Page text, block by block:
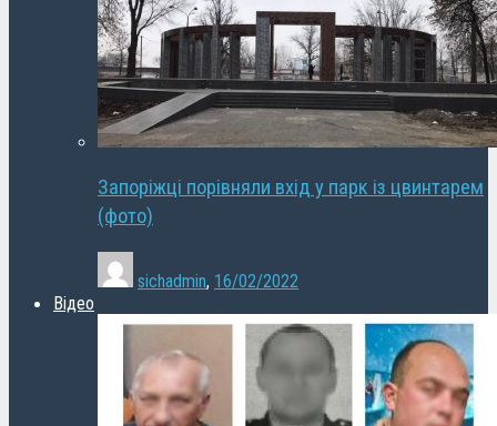
Запоріжці порівняли вхід у парк із цвинтарем
(фото)
sichadmin, 16/02/2022
Відео